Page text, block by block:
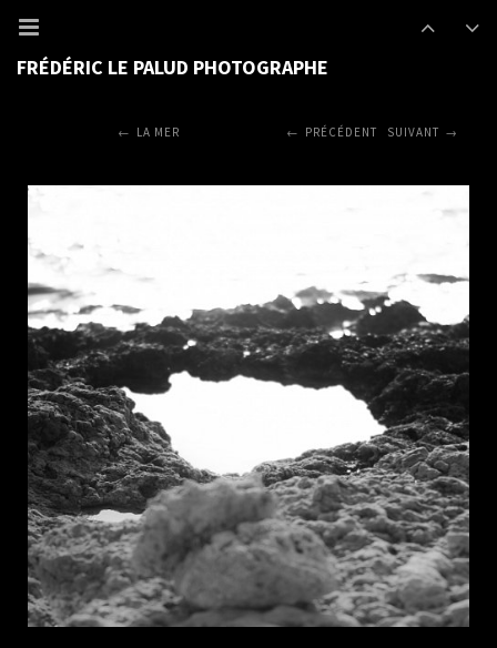
FRÉDÉRIC LE PALUD PHOTOGRAPHE
PRÉCÉDENT SUIVANT
LA MER